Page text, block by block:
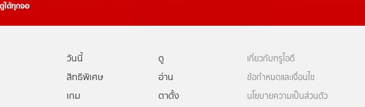
วันนี้
ดู
สิทธิพิเศษ
อ่าน
เกม
ตาตั้ง
เกี่ยวกับทรูไอดี
ข้อกำหนดและเงื่อนไข
นโยบายความเป็นส่วนตัว